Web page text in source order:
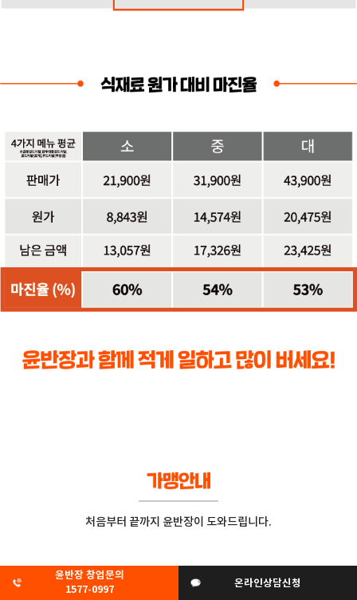
처음부터 끝까지 윤반장이 도와드립니다.
윤반장 창업문의
1577-0997
온라인상담신청